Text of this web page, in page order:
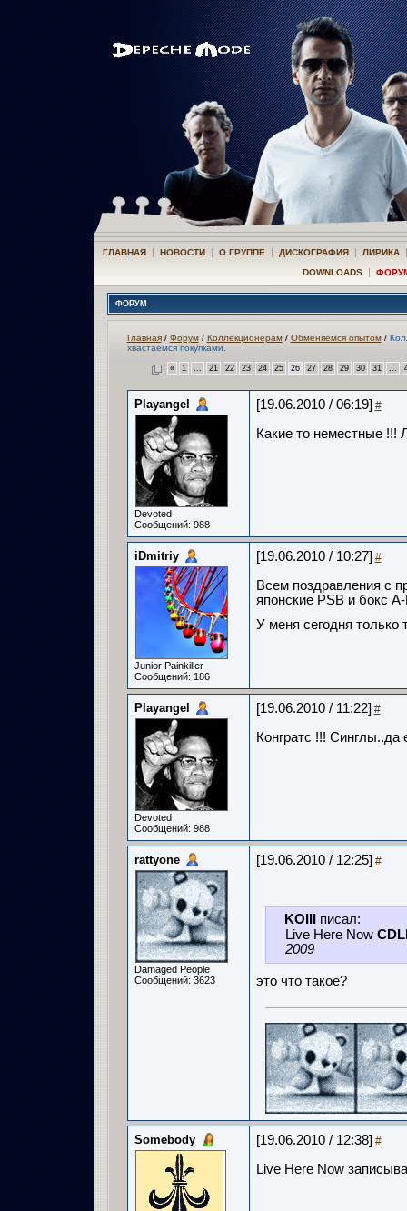
ГЛАВНАЯ | НОВОСТИ | О ГРУППЕ | ДИСКОГРАФИЯ | ЛИРИКА
DOWNLOADS |
ФОРУМ
Главная/ Форум/ Коллекционерам/ Обменяемся опытом/
хвастаемся покупками.
« 1 ... 21 22 23 24 25 26 27 28 29 30 31 ...
Playangel
Devoted
Сообщений: 988
[19.06.2010 / 06:19] #
Какие то неместные
iDmitriy
Junior Painkiller
Сообщений: 186
[19.06.2010 / 10:27] #
Всем поздравления с
японские PSB и бокс
У меня сегодня только
Playangel
Devoted
Сообщений: 988
[19.06.2010 / 11:22] #
Конгратс !!! Синглы..да
rattyone
Damaged People
Сообщений: 3623
[19.06.2010 / 12:25] #
KOIII
писал:
Live Here Now
2009
это что такое?
Somebody [19.06.2010 / 12:38] #
Live Here Now